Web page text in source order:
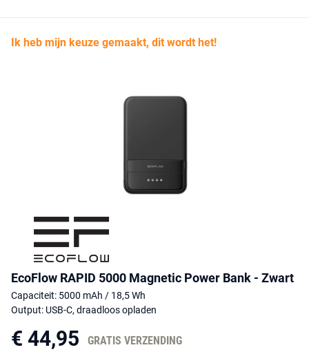
Ik heb mijn keuze gemaakt, dit wordt het!
EcoFlow RAPID 5000 Magnetic Power Bank - Zwart
Capaciteit: 5000 mAh / 18,5 Wh
Output: USB-C, draadloos opladen
€ 44,95 GRATIS VERZENDING